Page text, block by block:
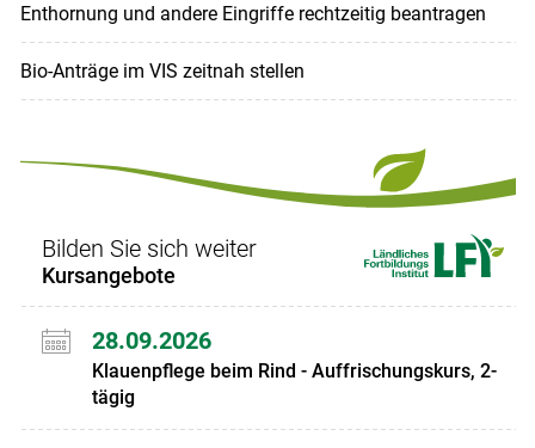
Enthornung und andere Eingriffe rechtzeitig beantragen
Bio-Anträge im VIS zeitnah stellen
Bilden Sie sich weiter
Kursangebote
28.09.2026
Klauenpflege beim Rind - Auffrischungskurs, 2-
tägig